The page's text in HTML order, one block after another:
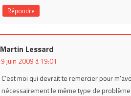
Répondre
Martin Lessard
9 juin 2009 à 19:01
C’est moi qui devrait te remercier pour
nécessairement le même type de